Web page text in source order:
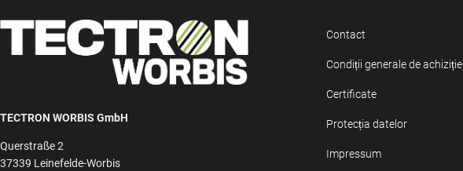
TECTRON WORBIS GmbH
Querstraße 2
37339 Leinefelde-Worbis
Contact
Condiții generale de achiziție
Certificate
Protecția datelor
Impressum